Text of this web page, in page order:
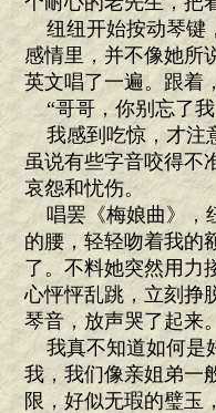
纽纽开始按动琴键
感情里，并不像她所
英文唱了一遍。跟着
“哥哥，你别忘了
我感到吃惊，才注
虽说有些字音咬得不
哀怨和忧伤。
唱罢《梅娘曲》，
的腰，轻轻吻着我的
了。不料她突然用力
心怦怦乱跳，立刻挣
琴音，放声哭了起来
我真不知道如何是
我，我们像亲姐弟一
限，好似无瑕的璧玉